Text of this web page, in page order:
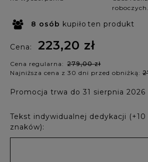
roboczych.
8 osób kupiło ten produkt
Cena: 223,20 zł
Cena regularna: 279,00 zł
Najniższa cena z 30 dni przed obniżką:
Promocja trwa do 31 sierpnia 2026
Tekst indywidualnej dedykacji (+10
znaków):